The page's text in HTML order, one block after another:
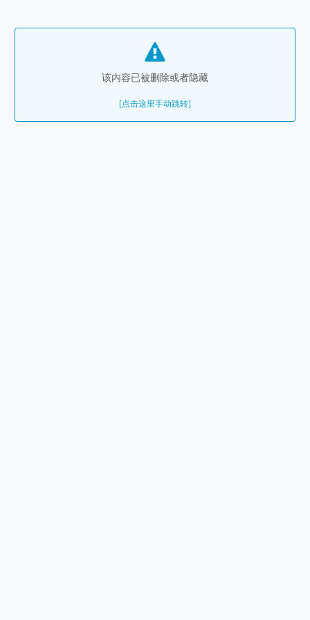
该内容已被删除或者隐藏
[点击这里手动跳转]